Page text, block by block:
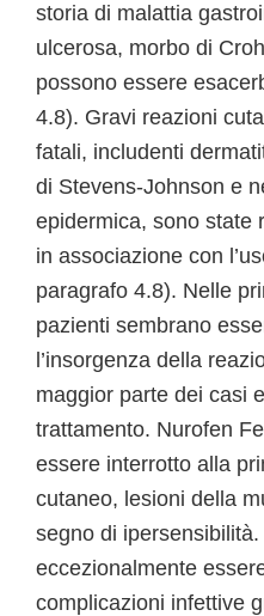
storia di malattia
ulcerosa, morbo di
possono essere
4.8). Gravi reazioni
fatali, includenti
di Stevens-Johnson e
epidermica, sono state
in associazione con
paragrafo 4.8). Nelle
pazienti sembrano
l’insorgenza della
maggior parte dei casi
trattamento. Nurofen
essere interrotto alla
cutaneo, lesioni della
segno di
eccezionalmente
complicazioni infettive